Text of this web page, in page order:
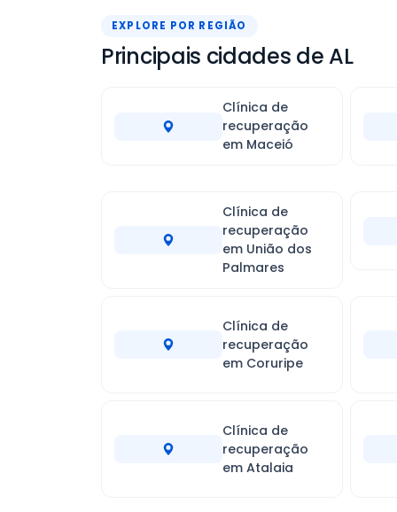
EXPLORE POR REGIÃO
Principais cidades de AL
Clínica de
recuperação
em Maceió
Clínica de
recuperação
em União dos
Palmares
Clínica de
recuperação
em Coruripe
Clínica de
recuperação
em Atalaia